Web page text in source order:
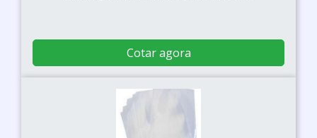
Cotar agora